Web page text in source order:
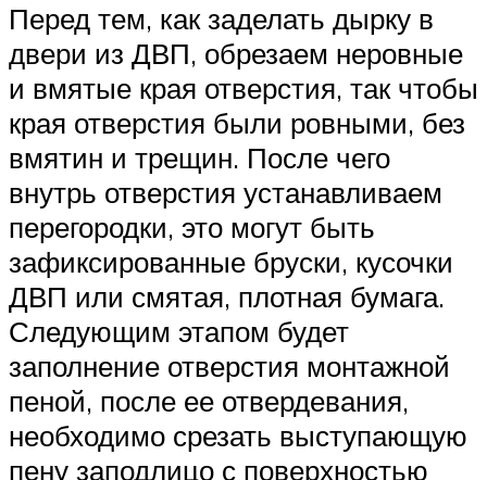
Перед тем, как заделать дырку в
двери из ДВП, обрезаем неровные
и вмятые края отверстия, так чтобы
края отверстия были ровными, без
вмятин и трещин. После чего
внутрь отверстия устанавливаем
перегородки, это могут быть
зафиксированные бруски, кусочки
ДВП или смятая, плотная бумага.
Следующим этапом будет
заполнение отверстия монтажной
пеной, после ее отвердевания,
необходимо срезать выступающую
пену заподлицо с поверхностью